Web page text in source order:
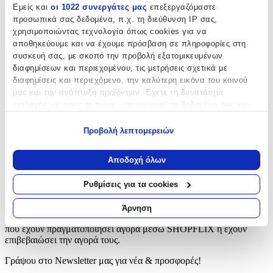
Εμείς και οι 1022 συνεργάτες μας επεξεργαζόμαστε
προσωπικά σας δεδομένα, π.χ. τη διεύθυνση IP σας,
χρησιμοποιώντας τεχνολογία όπως cookies για να
αποθηκεύουμε και να έχουμε πρόσβαση σε πληροφορίες στη
συσκευή σας, με σκοπό την προβολή εξατομικευμένων
διαφημίσεων και περιεχομένου, τις μετρήσεις σχετικά με
διαφημίσεις και περιεχόμενο, την καλύτερη εικόνα του κοινού
μας και την ανάπτυξη προϊόντων. Έχετε τη δυνατότητα
Να συλλέξουμε πληροφορίες σχετικά με τη γεωγραφική
σας τοποθεσία, οι οποίες μπορεί να είναι ακριβείς σε
απόσταση μερικών μέτρων
Να αναγνωρίσουμε τη συσκευή σας σαρώνοντας ενεργά
για συγκεκριμένα χαρακτηριστικά (δακτυλικό αποτύπωμα)
Μάθετε περισσότερα σχετικά με τον τρόπο επεξεργασίας των
προσωπικών σας δεδομένων και καθορίστε τις προτιμήσεις σας
στηνενότητα “Λεπτομέρειες”
ανακαλέσετε τη συγκατάθεσή σας ανά πάσα στιγμή από τη
Δήλωση Cookies.
Προβολή λεπτομερειών
Αποδοχή όλων
Ρυθμίσεις για τα cookies
Άρνηση
Χαρακτηριστικά
+
Χαρακτηριστικά
Κατασκευαστής:
Marbet
Προς το παρόν δεν υπάρχουν άλλες αξιολογήσεις. Όταν
προστεθούν, θα εμφανιστούν εδώ.
Πώς υπολογίζεται η βαθμολογία
Η τελική βαθμολογία βασίζεται αποκλειστικά σε κριτικές χρηστών
που έχουν πραγματοποιήσει αγορά μέσω SHOPFLIX ή έχουν
επιβεβαιώσει την αγορά τους.
Γράψου στο Νewsletter μας για νέα & προσφορές!